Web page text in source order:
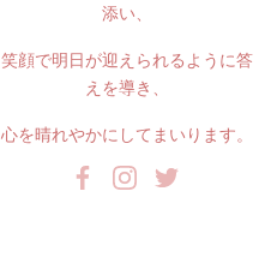
添い、
笑顔で明日が迎えられるように答
えを導き、
心を晴れやかにしてまいります。